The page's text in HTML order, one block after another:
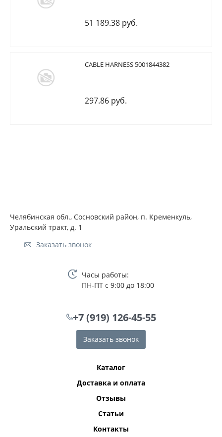
51 189.38 руб.
CABLE HARNESS 5001844382
297.86 руб.
Челябинская обл., Сосновский район, п. Кременкуль,
Уральский тракт, д. 1
Заказать звонок
Часы работы:
ПН-ПТ с 9:00 до 18:00
+7 (919) 126-45-55
Заказать звонок
Каталог
Доставка и оплата
Отзывы
Статьи
Контакты